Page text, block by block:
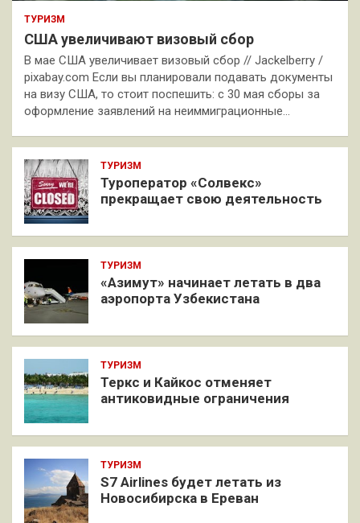
ТУРИЗМ
США увеличивают визовый сбор
В мае США увеличивает визовый сбор // Jackelberry /
pixabay.com Если вы планировали подавать документы
на визу США, то стоит поспешить: с 30 мая сборы за
оформление заявлений на неиммиграционные…
ТУРИЗМ
Туроператор «Солвекс»
прекращает свою деятельность
ТУРИЗМ
«Азимут» начинает летать в два
аэропорта Узбекистана
ТУРИЗМ
Теркс и Кайкос отменяет
антиковидные ограничения
ТУРИЗМ
S7 Airlines будет летать из
Новосибирска в Ереван